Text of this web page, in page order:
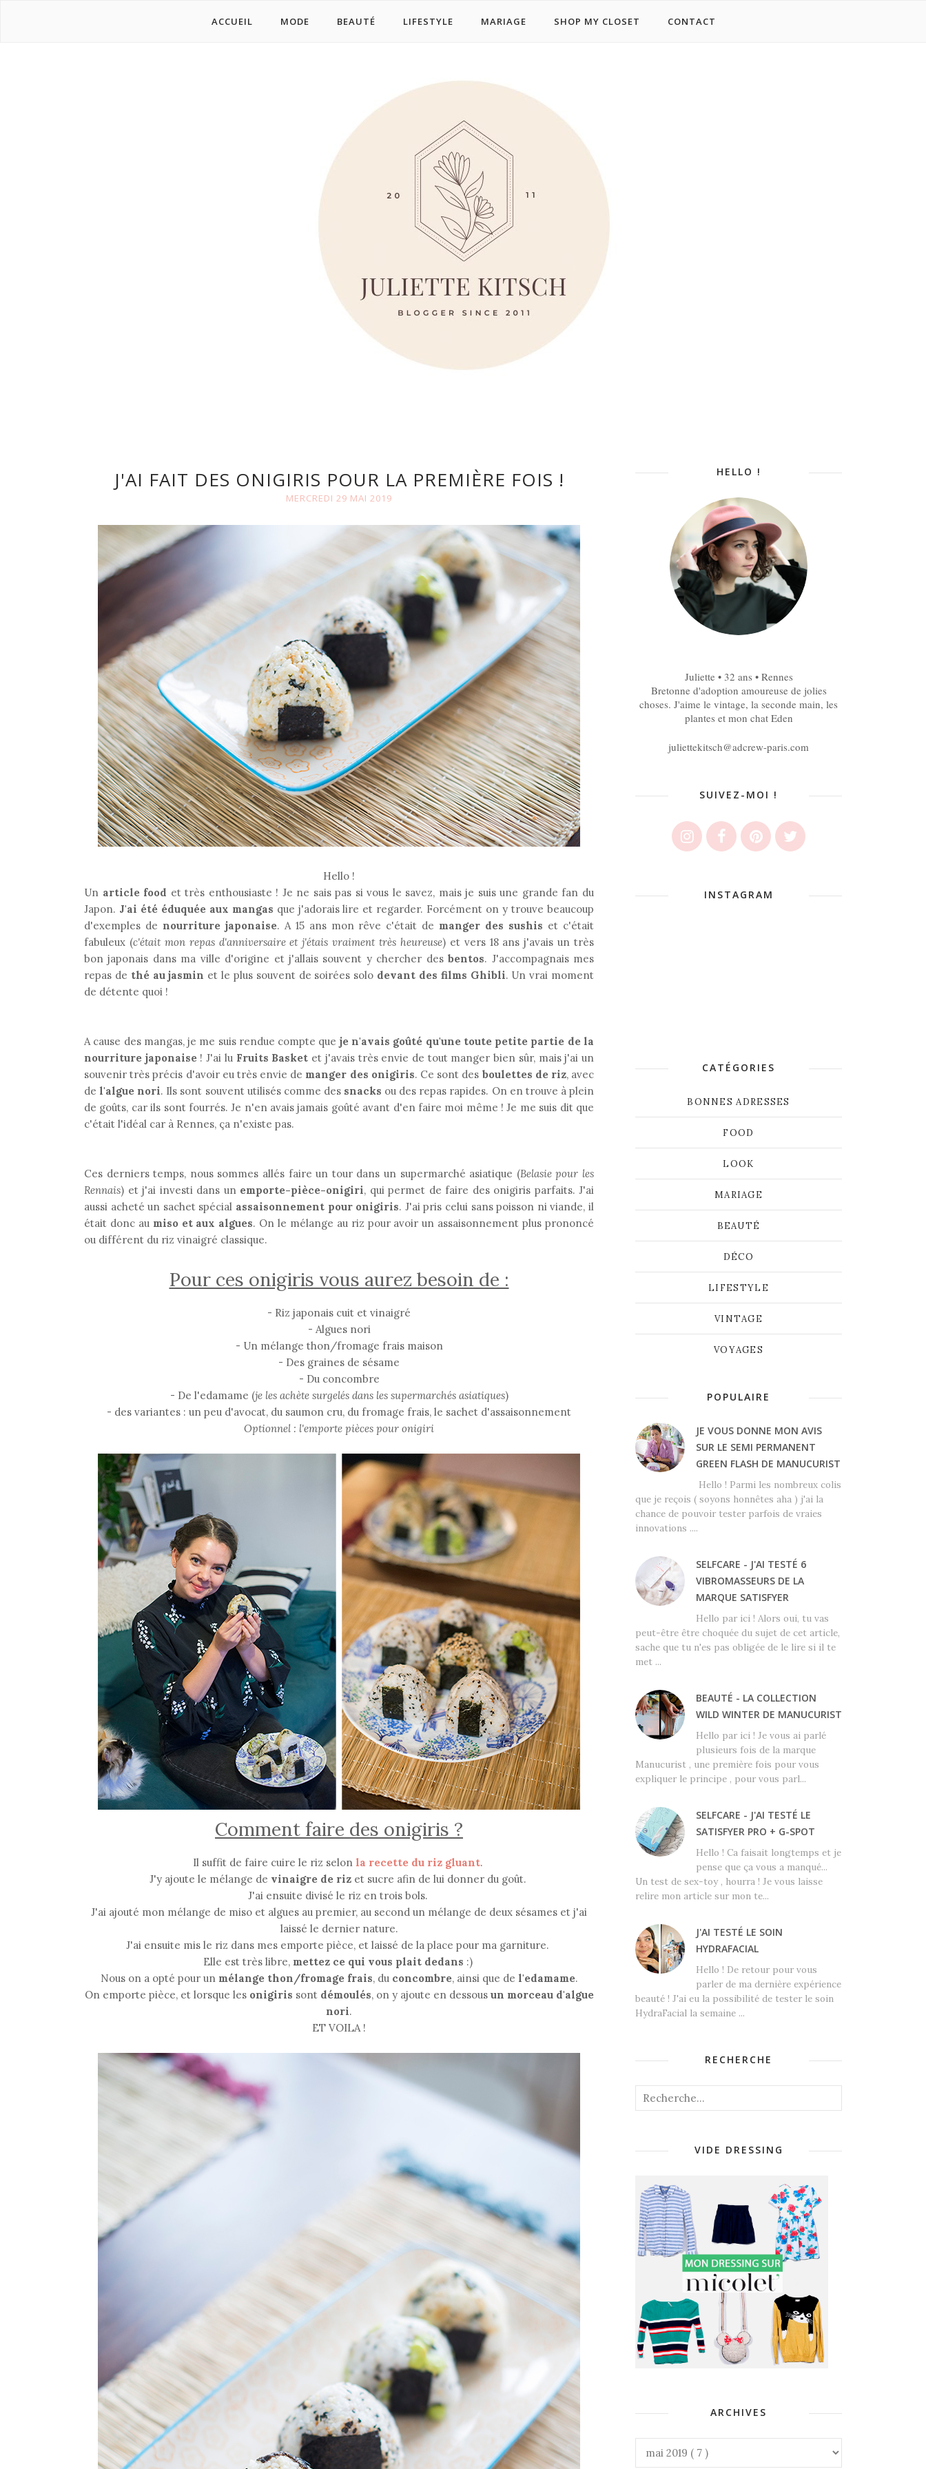
ACCUEIL MODE BEAUTÉ LIFESTYLE MARIAGE SHOP MY CLOSET CONTACT
J'AI FAIT DES ONIGIRIS POUR LA PREMIÈRE FOIS !
MERCREDI 29 MAI 2019
Hello !
Un article food et très enthousiaste ! Je ne sais pas si vous le savez, mais je suis une grande fan du
Japon. J'ai été éduquée aux mangas que j'adorais lire et regarder. Forcément on y trouve beaucoup
d'exemples de nourriture japonaise. A 15 ans mon rêve c'était de manger des sushis et c'était
fabuleux (c'était mon repas d'anniversaire et j'étais vraiment très heureuse) et vers 18 ans j'avais un très
bon japonais dans ma ville d'origine et j'allais souvent y chercher desbentos. J'accompagnais mes
repas de thé au jasmin et le plus souvent de soirées solo devant des films Ghibli. Un vrai moment
de détente quoi !
A cause des mangas, je me suis rendue compte que je n'avais goûté qu'une toute petite partie de la
nourriture japonaise! J'ai luFruits Basket et j'avais très envie de tout manger bien sûr, mais j'ai un
souvenir très précis d'avoir eu très envie de manger des onigiris. Ce sont des boulettes de riz, avec
de l'algue nori. Ils sont souvent utilisés comme des snacks ou des repas rapides. On en trouve à plein
de goûts, car ils sont fourrés. Je n'en avais jamais goûté avant d'en faire moi même ! Je me suis dit que
c'était l'idéal car à Rennes, ça n'existe pas.
Ces derniers temps, nous sommes allés faire un tour dans un supermarché asiatique (Belasie pour les
Rennais) et j'ai investi dans un emporte-pièce-onigiri, qui permet de faire des onigiris parfaits. J'ai
aussi acheté un sachet spécial assaisonnement pour onigiris. J'ai pris celui sans poisson ni viande, il
était donc au miso et aux algues. On le mélange au riz pour avoir un assaisonnement plus prononcé
ou différent du riz vinaigré classique.
Pour ces onigiris vous aurez besoin de :
- Riz japonais cuit et vinaigré
- Algues nori
- Un mélange thon/fromage frais maison
- Des graines de sésame
- Du concombre
- De l'edamame (je les achète surgelés dans les supermarchés asiatiques)
- des variantes : un peu d'avocat, du saumon cru, du fromage frais, le sachet d'assaisonnement
Optionnel : l'emporte pièces pour onigiri
Comment faire des onigiris ?
Il suffit de faire cuire le riz selon la recette du riz gluant.
J'y ajoute le mélange de vinaigre de rizet sucre afin de lui donner du goût.
J'ai ensuite divisé le riz en trois bols.
J'ai ajouté mon mélange de miso et algues au premier, au second un mélange de deux sésames et j'ai
laissé le dernier nature.
J'ai ensuite mis le riz dans mes emporte pièce, et laissé de la place pour ma garniture.
Elle est très libre, mettez ce qui vous plait dedans :)
Nous on a opté pour un mélange thon/fromage frais, du concombre, ainsi que de l'edamame.
On emporte pièce, et lorsque les onigiris sont démoulés, on y ajoute en dessous un morceau d'algue
nori.
ET VOILA !
HELLO !
Juliette • 32 ans • Rennes
Bretonne d'adoption amoureuse de jolies
choses. J'aime le vintage, la seconde main, les
plantes et mon chat Eden
juliettekitsch@adcrew-paris.com
SUIVEZ-MOI !
INSTAGRAM
CATÉGORIES
BONNES ADRESSES
FOOD
LOOK
MARIAGE
BEAUTÉ
DÉCO
LIFESTYLE
VINTAGE
VOYAGES
POPULAIRE
JE VOUS DONNE MON AVIS
SUR LE SEMI PERMANENT
GREEN FLASH DE MANUCURIST
Hello ! Parmi les nombreux colis
que je reçois ( soyons honnêtes aha ) j'ai la
chance de pouvoir tester parfois de vraies
innovations ....
SELFCARE - J'AI TESTÉ 6
VIBROMASSEURS DE LA
MARQUE SATISFYER
Hello par ici ! Alors oui, tu vas
peut-être être choquée du sujet de cet article,
sache que tu n'es pas obligée de le lire si il te
met ...
BEAUTÉ - LA COLLECTION
WILD WINTER DE MANUCURIST
Hello par ici ! Je vous ai parlé
plusieurs fois de la marque
Manucurist , une première fois pour vous
expliquer le principe , pour vous parl...
SELFCARE - J'AI TESTÉ LE
SATISFYER PRO + G-SPOT
Hello ! Ca faisait longtemps et je
pense que ça vous a manqué...
Un test de sex-toy , hourra ! Je vous laisse
relire mon article sur mon te...
J'AI TESTÉ LE SOIN
HYDRAFACIAL
Hello ! De retour pour vous
parler de ma dernière expérience
beauté ! J'ai eu la possibilité de tester le soin
HydraFacial la semaine ...
RECHERCHE
VIDE DRESSING
ARCHIVES